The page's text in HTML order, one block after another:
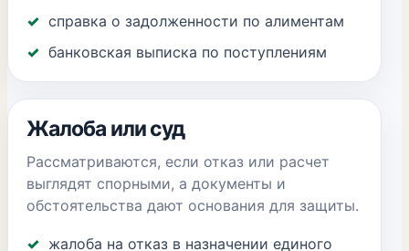
справка о задолженности по алиментам
банковская выписка по поступлениям
Жалоба или суд
Рассматриваются, если отказ или расчет
выглядят спорными, а документы и
обстоятельства дают основания для защиты.
жалоба на отказ в назначении единого